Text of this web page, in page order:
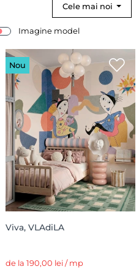
Cele mai noi
Imagine model
Nou
Viva, VLAdiLA
de la 190,00 lei / mp